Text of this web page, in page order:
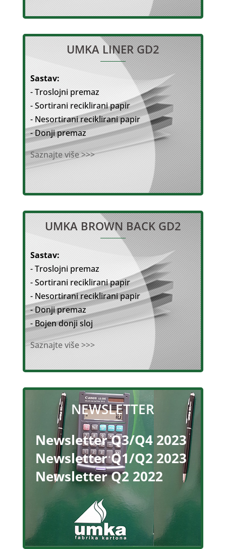
UMKA LINER GD2
Sastav:
- Troslojni premaz
- Sortirani reciklirani papir
- Nesortirani reciklirani papir
- Donji premaz
Saznajte više >>>
UMKA BROWN BACK GD2
Sastav:
- Troslojni premaz
- Sortirani reciklirani papir
- Nesortirani reciklirani papir
- Donji premaz
- Bojen donji sloj
Saznajte više >>>
NEWSLETTER
Newsletter Q3/Q4 2023
Newsletter Q1/Q2 2023
Newsletter Q2 2022